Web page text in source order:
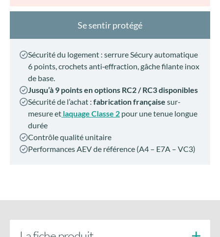
Se sentir protégé
Sécurité du logement : serrure Sécury automatique
6 points, crochets anti‑effraction, gâche filante inox
de base.
Jusqu’à 9 points en options RC2 / RC3 disponibles
Sécurité de l’achat : fabrication française sur-
mesure et laquage Classe 2 pour une tenue longue
durée
Contrôle qualité unitaire
Performances AEV de référence (A4 – E7A – VC3)